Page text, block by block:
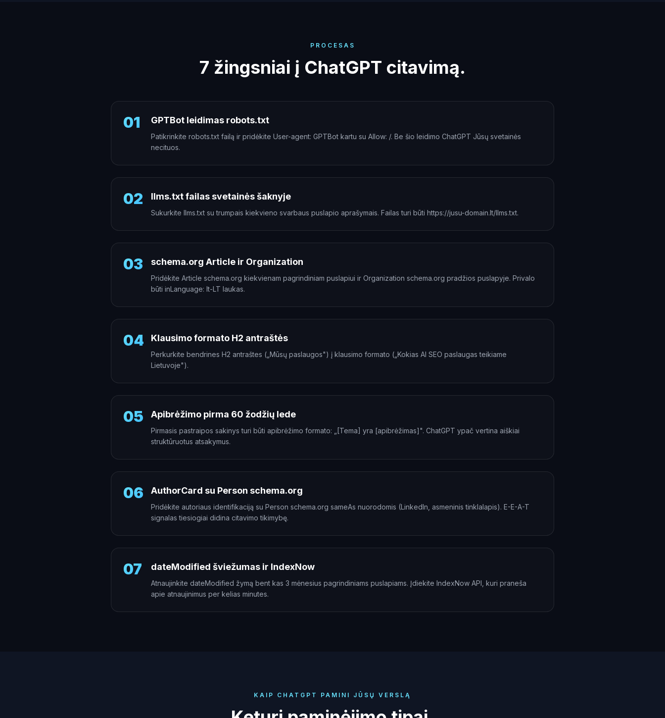
PROCESAS
7 žingsniai į ChatGPT citavimą.
01 GPTBot leidimas robots.txt
Patikrinkite robots.txt failą ir pridėkite User-agent: GPTBot kartu su Allow: /. Be šio leidimo ChatGPT Jūsų svetainės
necituos.
02 llms.txt failas svetainės šaknyje
Sukurkite llms.txt su trumpais kiekvieno svarbaus puslapio aprašymais. Failas turi būti https://jusu-domain.lt/llms.txt.
03 schema.org Article ir Organization
Pridėkite Article schema.org kiekvienam pagrindiniam puslapiui ir Organization schema.org pradžios puslapyje. Privalo
būti inLanguage: lt-LT laukas.
04 Klausimo formato H2 antraštės
Perkurkite bendrines H2 antraštes („Mūsų paslaugos") į klausimo formato („Kokias AI SEO paslaugas teikiame
Lietuvoje").
05 Apibrėžimo pirma 60 žodžių lede
Pirmasis pastraipos sakinys turi būti apibrėžimo formato: „[Tema] yra [apibrėžimas]". ChatGPT ypač vertina aiškiai
struktūruotus atsakymus.
06 AuthorCard su Person schema.org
Pridėkite autoriaus identifikaciją su Person schema.org sameAs nuorodomis (LinkedIn, asmeninis tinklalapis). E-E-A-T
signalas tiesiogiai didina citavimo tikimybę.
07 dateModified šviežumas ir IndexNow
Atnaujinkite dateModified žymą bent kas 3 mėnesius pagrindiniams puslapiams. Įdiekite IndexNow API, kuri praneša
apie atnaujinimus per kelias minutes.
KAIP CHATGPT PAMINI JŪSŲ VERSLĄ